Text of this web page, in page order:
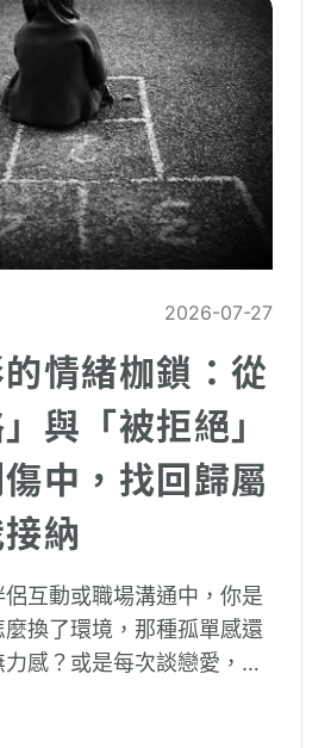
2026-07-27
情緒枷鎖：從
」與「被拒絕」
中，找回歸屬
納
互動或職場溝通中，你是
換了環境，那種孤單感還
感？或是每次談戀愛，總
？